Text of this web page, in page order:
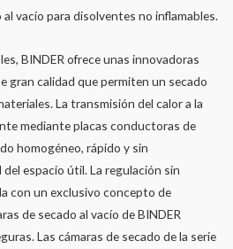
al vacío para disolventes no inflamables.
BINDER ofrece unas innovadoras
gran calidad que permiten un secado
La transmisión del calor a la
mediante placas conductoras de
homogéneo, rápido y sin
espacio útil. La regulación sin
con un exclusivo concepto de
de secado al vacío de BINDER
Las cámaras de secado de la serie